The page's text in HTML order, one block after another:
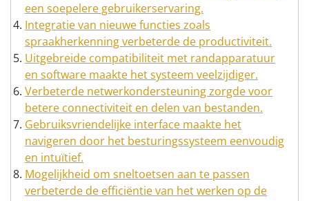
een soepelere gebruikerservaring.
Integratie van nieuwe functies zoals
spraakherkenning verbeterde de productiviteit.
Uitgebreide compatibiliteit met randapparatuur
en software maakte het systeem veelzijdiger.
Verbeterde netwerkondersteuning zorgde voor
betere connectiviteit en delen van bestanden.
Gebruiksvriendelijke interface maakte het
navigeren door het besturingssysteem eenvoudig
en intuïtief.
Mogelijkheid om sneltoetsen aan te passen
verbeterde de efficiëntie van het werken op de